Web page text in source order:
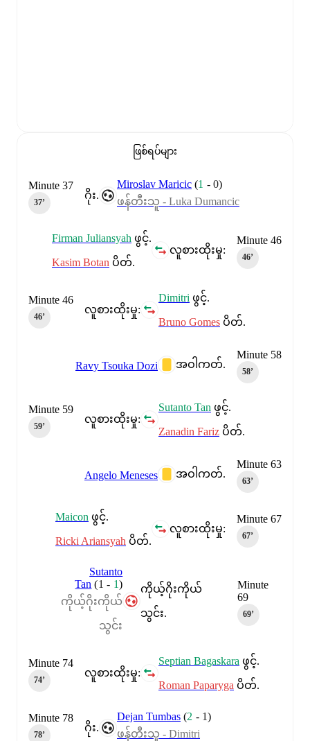
ဖြစ်ရပ်များ
ဂိုး.
Miroslav Maricic (1 -0)
ဖန်တီးသူ - Luka Dumancic
Minute 37
37‎’‎
Minute 46
46‎’‎
လူစားထိုးမှု:
Firman Juliansyah ဖွင့်.
Kasim Botan ပိတ်.
လူစားထိုးမှု:
Dimitri ဖွင့်.
Bruno Gomes ပိတ်.
Minute 46
46‎’‎
Minute 58
58‎’‎
အဝါကတ်.
Ravy Tsouka Dozi
လူစားထိုးမှု:
Sutanto Tan ဖွင့်.
Zanadin Fariz ပိတ်.
Minute 59
59‎’‎
Minute 63
63‎’‎
အဝါကတ်.
Angelo Meneses
Minute 67
67‎’‎
လူစားထိုးမှု:
Maicon ဖွင့်.
Ricki Ariansyah ပိတ်.
Minute
69
69‎’‎
ကိုယ့်ဂိုးကိုယ်
သွင်း.
Sutanto
Tan (1 - 1)
ကိုယ့်ဂိုးကိုယ်
သွင်း
လူစားထိုးမှု:
Septian Bagaskara ဖွင့်.
Roman Paparyga ပိတ်.
Minute 74
74‎’‎
ဂိုး.
Dejan Tumbas (2 - 1)
ဖန်တီးသူ - Dimitri
Minute 78
78‎’‎